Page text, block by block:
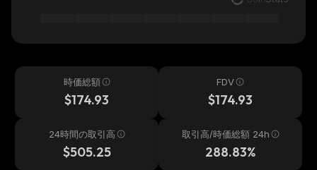
時価総額
$174.93
FDV
$174.93
24時間の取引高
$505.25
取引高/時価総額 24h
288.83%